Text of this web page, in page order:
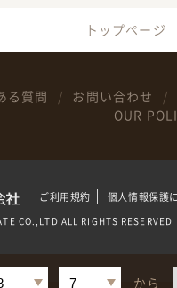
トップページ
から
る質問
お問い合わせ
OUR
ご利用規約 個人情報保護
CO.,LTD ALL RIGHTS RESERVED